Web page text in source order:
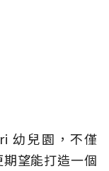
幼兒園，不僅
望能打造一個